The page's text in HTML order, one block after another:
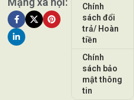
Chính
sách đổi
trả/ Hoàn
tiền
Chính
sách bảo
mật thông
tin